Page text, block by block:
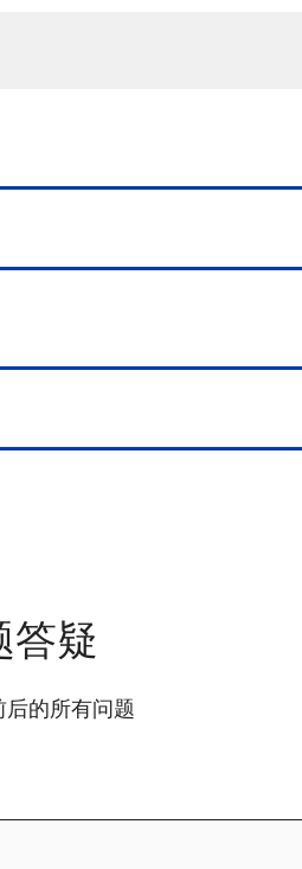
答疑
的所有问题